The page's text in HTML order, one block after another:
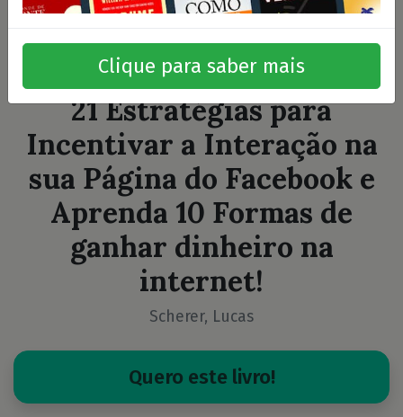
21 Estratégias para
Incentivar a Interação na
sua Página do Facebook e
Aprenda 10 Formas de
ganhar dinheiro na
internet!
Scherer, Lucas
Quero este livro!
Clique para saber mais